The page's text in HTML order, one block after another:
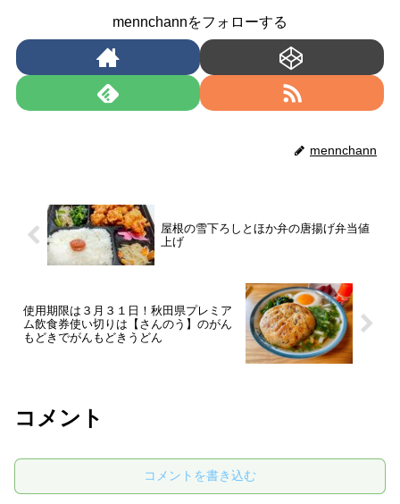
mennchannをフォローする
mennchann
屋根の雪下ろしとほか弁の唐揚げ弁当値
上げ
使用期限は３月３１日！秋田県プレミア
ム飲食券使い切りは【さんのう】のがん
もどきでがんもどきうどん
コメント
コメントを書き込む